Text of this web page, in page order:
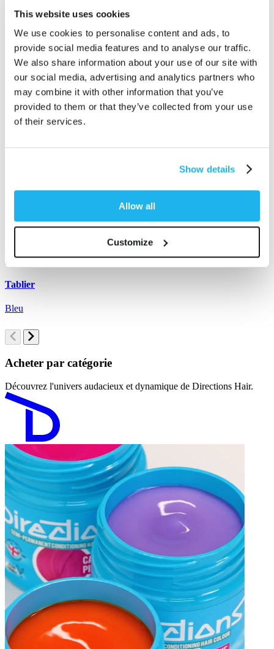
This website uses cookies
We use cookies to personalise content and ads, to
provide social media features and to analyse our traffic.
We also share information about your use of our site with
our social media, advertising and analytics partners who
may combine it with other information that you’ve
provided to them or that they’ve collected from your use
of their services.
Show details
Allow all
Customize
Tablier
Bleu
Acheter par catégorie
Découvrez l'univers audacieux et dynamique de Directions Hair.